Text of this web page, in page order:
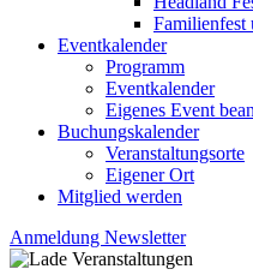
Familienfest
Eventkalender
Programm
Eventkalender
Eigenes Event
Buchungskalender
Veranstaltungsorte
Eigener Ort
Mitglied werden
Anmeldung Newsletter